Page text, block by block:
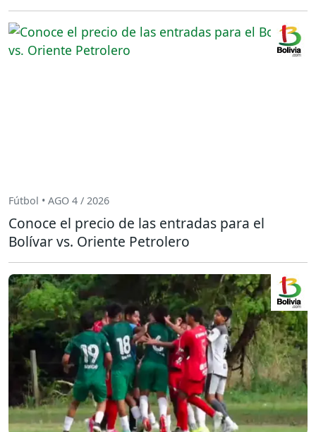
Fútbol • AGO 4 / 2026
Conoce el precio de las entradas para el
Bolívar vs. Oriente Petrolero